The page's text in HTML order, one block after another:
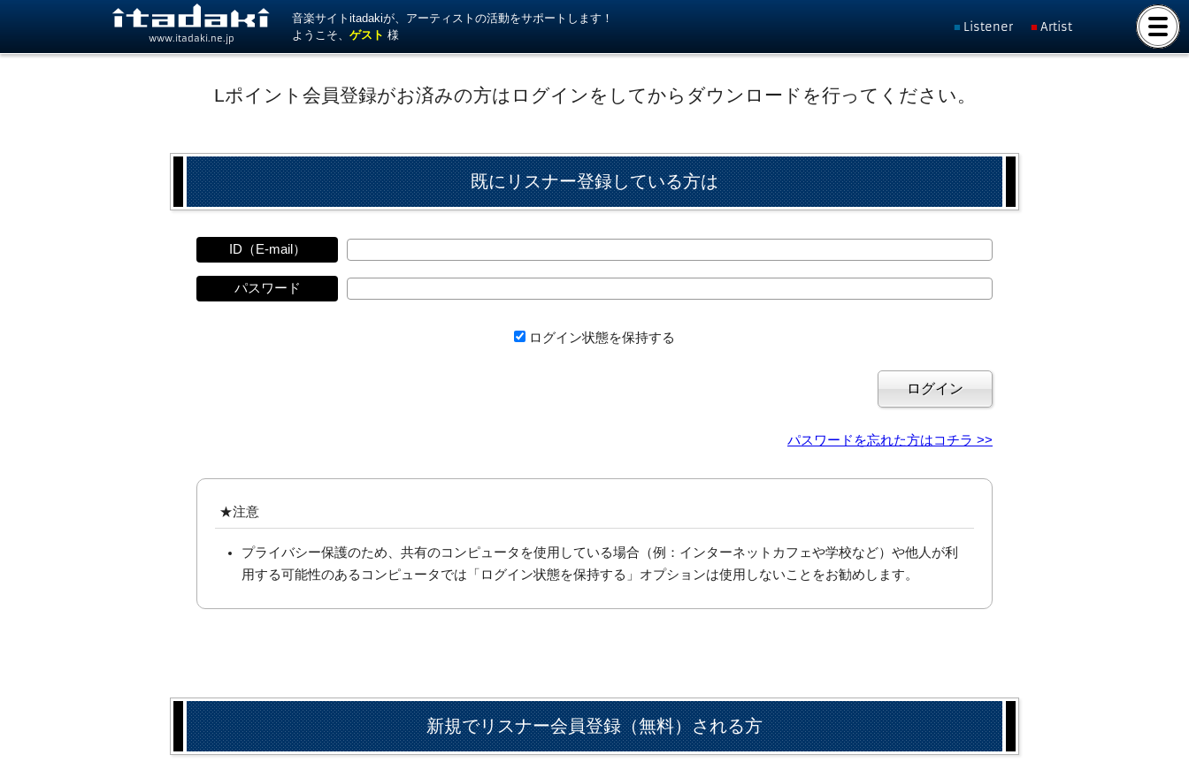
www.itadaki.ne.jp
音楽サイトitadakiが、アーティストの活動をサポートします！
ようこそ、ゲスト 様
Listener Artist
Lポイント会員登録がお済みの方はログインをしてからダウンロードを行ってください。
既にリスナー登録している方は
ID（E-mail）
パスワード
ログイン状態を保持する
パスワードを忘れた方はコチラ >>
★注意
プライバシー保護のため、共有のコンピュータを使用している場合（例：インターネットカフェや学校など）や他人が利
用する可能性のあるコンピュータでは「ログイン状態を保持する」オプションは使用しないことをお勧めします。
新規でリスナー会員登録（無料）される方